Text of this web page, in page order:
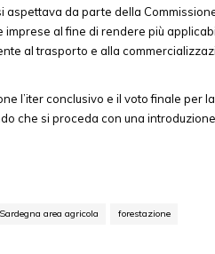
aspettava da parte della
al fine di rendere più
al trasporto e alla
l’iter conclusivo e il voto finale per
che si proceda con una
area agricola forestazione